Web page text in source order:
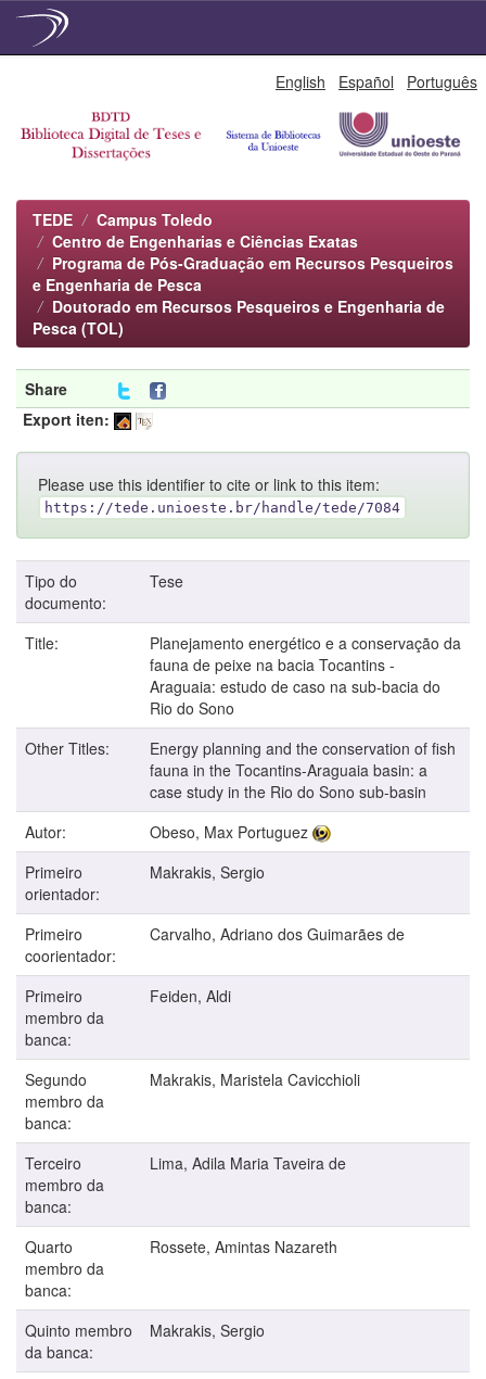
English Español Português
TEDE
Campus Toledo
Centro de Engenharias e Ciências Exatas
Programa de Pós-Graduação em Recursos Pesqueiros
e Engenharia de Pesca
Doutorado em Recursos Pesqueiros e Engenharia de
Pesca (TOL)
Share
Export iten:
Please use this identifier to cite or link to this item:
https://tede.unioeste.br/handle/tede/7084
Tipo do
documento:
Tese
Title:
Planejamento energético e a conservação da
fauna de peixe na bacia Tocantins -
Araguaia: estudo de caso na sub-bacia do
Rio do Sono
Other Titles:
Energy planning and the conservation of fish
fauna in the Tocantins-Araguaia basin: a
case study in the Rio do Sono sub-basin
Autor:
Obeso, Max Portuguez
Primeiro
orientador:
Makrakis, Sergio
Primeiro
coorientador:
Carvalho, Adriano dos Guimarães de
Primeiro
membro da
banca:
Feiden, Aldi
Segundo
membro da
banca:
Makrakis, Maristela Cavicchioli
Terceiro
membro da
banca:
Lima, Adila Maria Taveira de
Quarto
membro da
banca:
Rossete, Amintas Nazareth
Quinto membro
da banca:
Makrakis, Sergio